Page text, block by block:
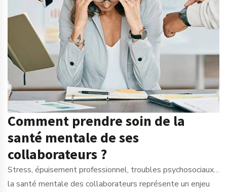
Comment prendre soin de la
santé mentale de ses
collaborateurs ?
Stress, épuisement professionnel, troubles psychosociaux…
la santé mentale des collaborateurs représente un enjeu